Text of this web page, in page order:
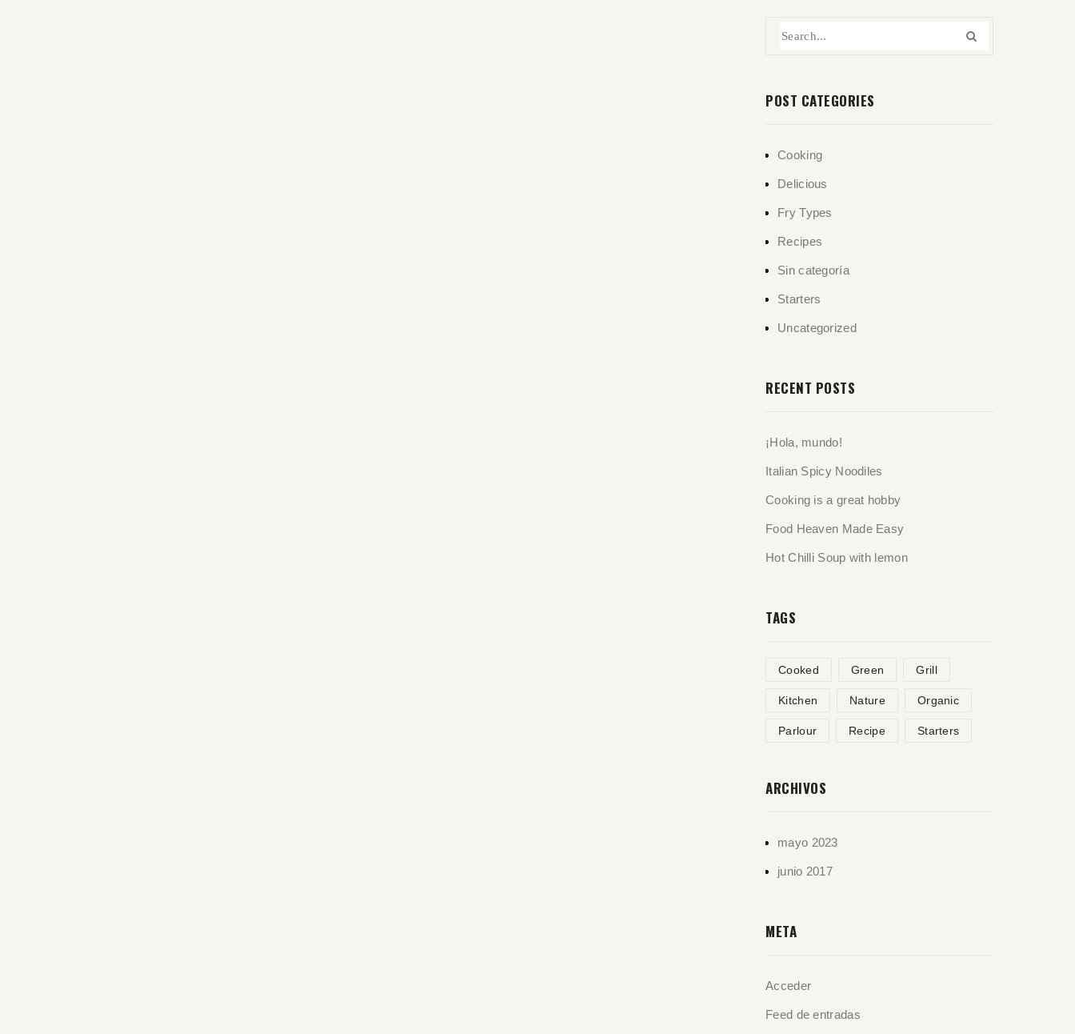
POST CATEGORIES
Cooking
Delicious
Fry Types
Recipes
Sin categoría
Starters
Uncategorized
RECENT POSTS
¡Hola, mundo!
Italian Spicy Noodiles
Cooking is a great hobby
Food Heaven Made Easy
Hot Chilli Soup with lemon
TAGS
Cooked Green Grill
Kitchen Nature Organic
Parlour Recipe Starters
ARCHIVOS
mayo 2023
junio 2017
META
Acceder
Feed de entradas